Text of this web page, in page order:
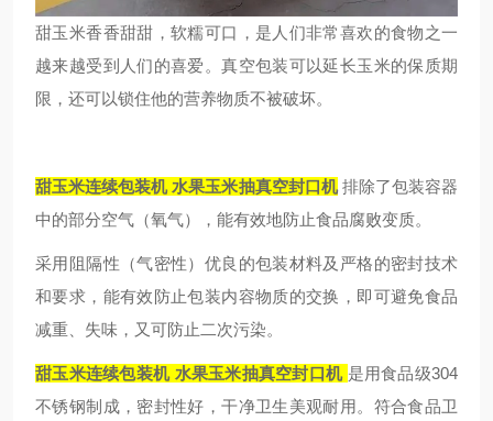
甜玉米香香甜甜，软糯可口，是人们非常喜欢的食物之一
越来越受到人们的喜爱。真空包装可以延长玉米的保质期
限，还可以锁住他的营养物质不被破坏。
甜玉米连续包装机 水果玉米抽真空封口机 排除了包装容器
中的部分空气（氧气），能有效地防止食品腐败变质。
采用阻隔性（气密性）优良的包装材料及严格的密封技术
和要求，能有效防止包装内容物质的交换，即可避免食品
减重、失味，又可防止二次污染。
甜玉米连续包装机 水果玉米抽真空封口机 是用食品级304
不锈钢制成，密封性好，干净卫生美观耐用。符合食品卫